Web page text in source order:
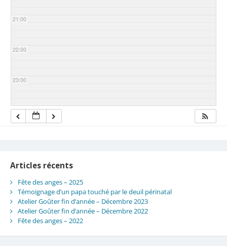
21:00
22:00
23:00
Articles récents
Fête des anges – 2025
Témoignage d’un papa touché par le deuil périnatal
Atelier Goûter fin d’année – Décembre 2023
Atelier Goûter fin d’année – Décembre 2022
Fête des anges – 2022